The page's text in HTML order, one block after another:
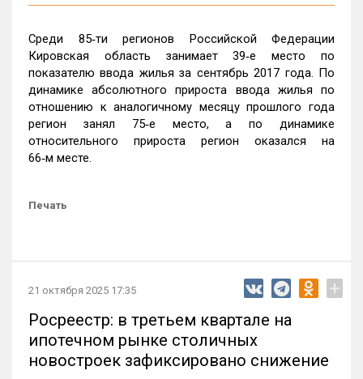
Среди 85‑ти регионов Российской Федерации
Кировская область занимает 39‑е место по
показателю ввода жилья за сентябрь 2017 года. По
динамике абсолютного прироста ввода жилья по
отношению к аналогичному месяцу прошлого года
регион занял 75‑е место, а по динамике
относительного прироста регион оказался на
66‑м месте.
Печать
21 октября 2025 17:35 +
Росреестр: в третьем квартале на
ипотечном рынке столичных
новостроек зафиксировано снижение